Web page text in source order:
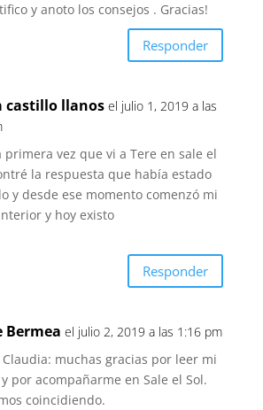
y anoto los consejos . Gracias!
Responder
castillo llanos el julio 1, 2019 a las
primera vez que vi a Tere en sale el
la respuesta que había estado
y desde ese momento comenzó mi
y hoy existo
Responder
Bermea el julio 2, 2019 a las 1:16 pm
Claudia: muchas gracias por leer mi
por acompañarme en Sale el Sol.
coincidiendo.